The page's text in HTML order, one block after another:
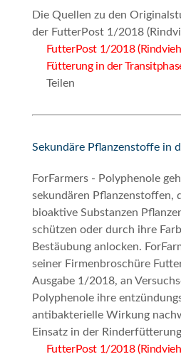
Die Quellen zu den
der FutterPost 1/2018
FutterPost 1/2018
Fütterung in der
Teilen
Sekundäre Pflanzenstoffe in
ForFarmers - Polyphenole
sekundären Pflanzenstoffen,
bioaktive Substanzen
schützen oder durch ihre
Bestäubung anlocken.
seiner Firmenbroschüre
Ausgabe 1/2018, an
Polyphenole ihre
antibakterielle Wirkung
Einsatz in der
FutterPost 1/2018